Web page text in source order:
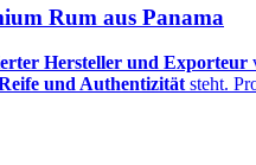
Rum aus Panama
Hersteller und Exporteur
und Authentizität steht.